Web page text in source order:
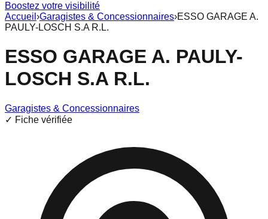
Boostez votre visibilité
Accueil ›Garagistes & Concessionnaires›ESSO GARAGE A.
PAULY-LOSCH S.A R.L.
ESSO GARAGE A. PAULY-
LOSCH S.A R.L.
Garagistes & Concessionnaires
✓ Fiche vérifiée